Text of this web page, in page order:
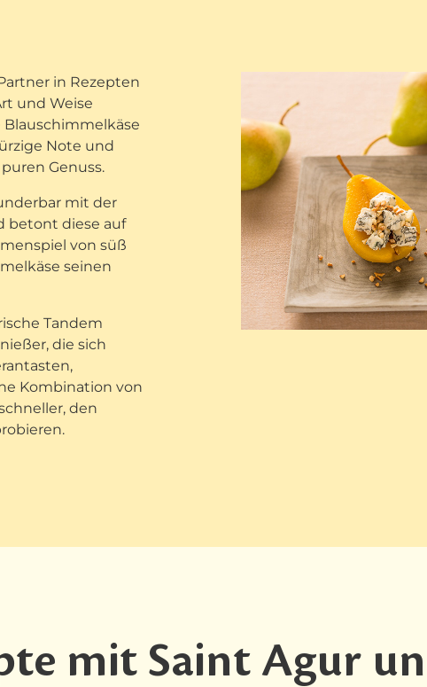
in Rezepten
und Weise
Note und
Genuss.
mit der
betont diese auf
von süß
seinen
Tandem
die sich
Kombination von
den
mit Saint Agur